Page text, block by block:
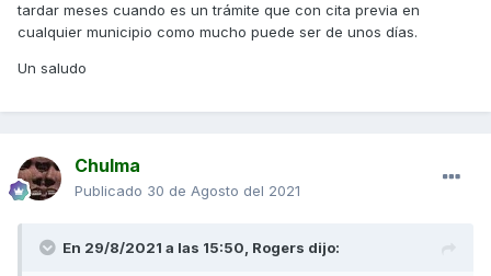
tardar meses cuando es un trámite que con cita previa en
cualquier municipio como mucho puede ser de unos días.
Un saludo
Chulma
Publicado 30 de Agosto del 2021
En 29/8/2021 a las 15:50, Rogers dijo: